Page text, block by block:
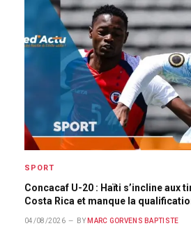
SPORT
Concacaf U-20 : Haïti s’incline aux
Costa Rica et manque la
04/08/2026 BY MARC GORVENS BAPTISTE